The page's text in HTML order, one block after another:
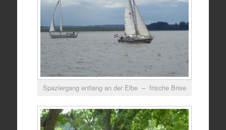
Spaziergang entlang an der Elbe – frische Brise